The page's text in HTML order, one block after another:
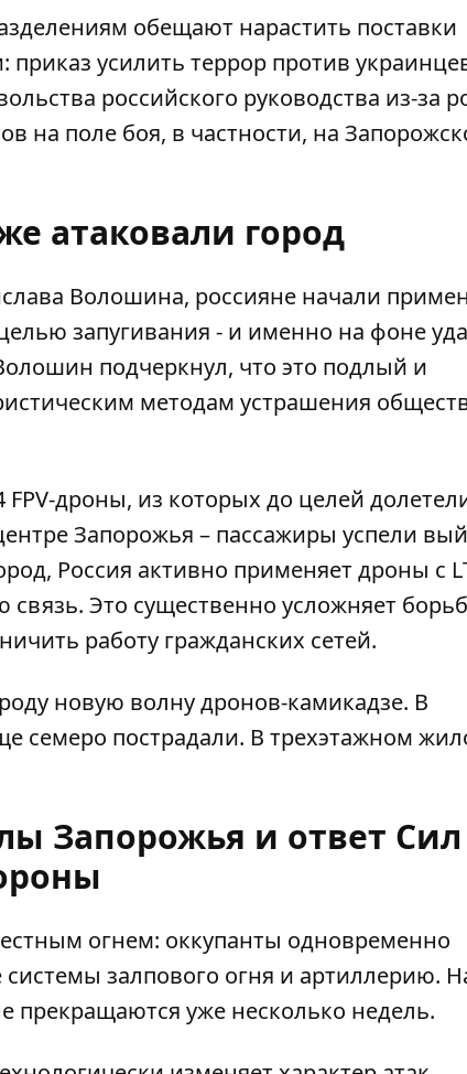
обещают нарастить поставки
усилить террор против
российского руководства из-за
на поле боя, в частности, на
атаковали город
Волошина, россияне начали
запугивания - и именно на фоне
подчеркнул, что это подлый и
методам устрашения
дроны, из которых до целей
Запорожья – пассажиры успели
Россия активно применяет дроны с
Это существенно усложняет
работу гражданских сетей.
новую волну дронов-камикадзе. В
семеро пострадали. В трехэтажном
Запорожья и ответ Сил
огнем: оккупанты одновременно
залпового огня и артиллерию.
прекращаются уже несколько недель.